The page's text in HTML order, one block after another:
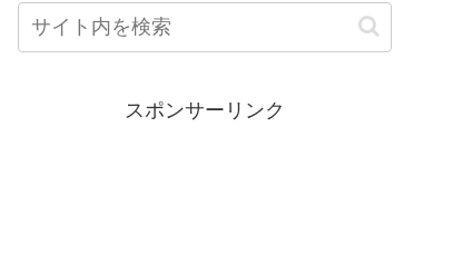
スポンサーリンク